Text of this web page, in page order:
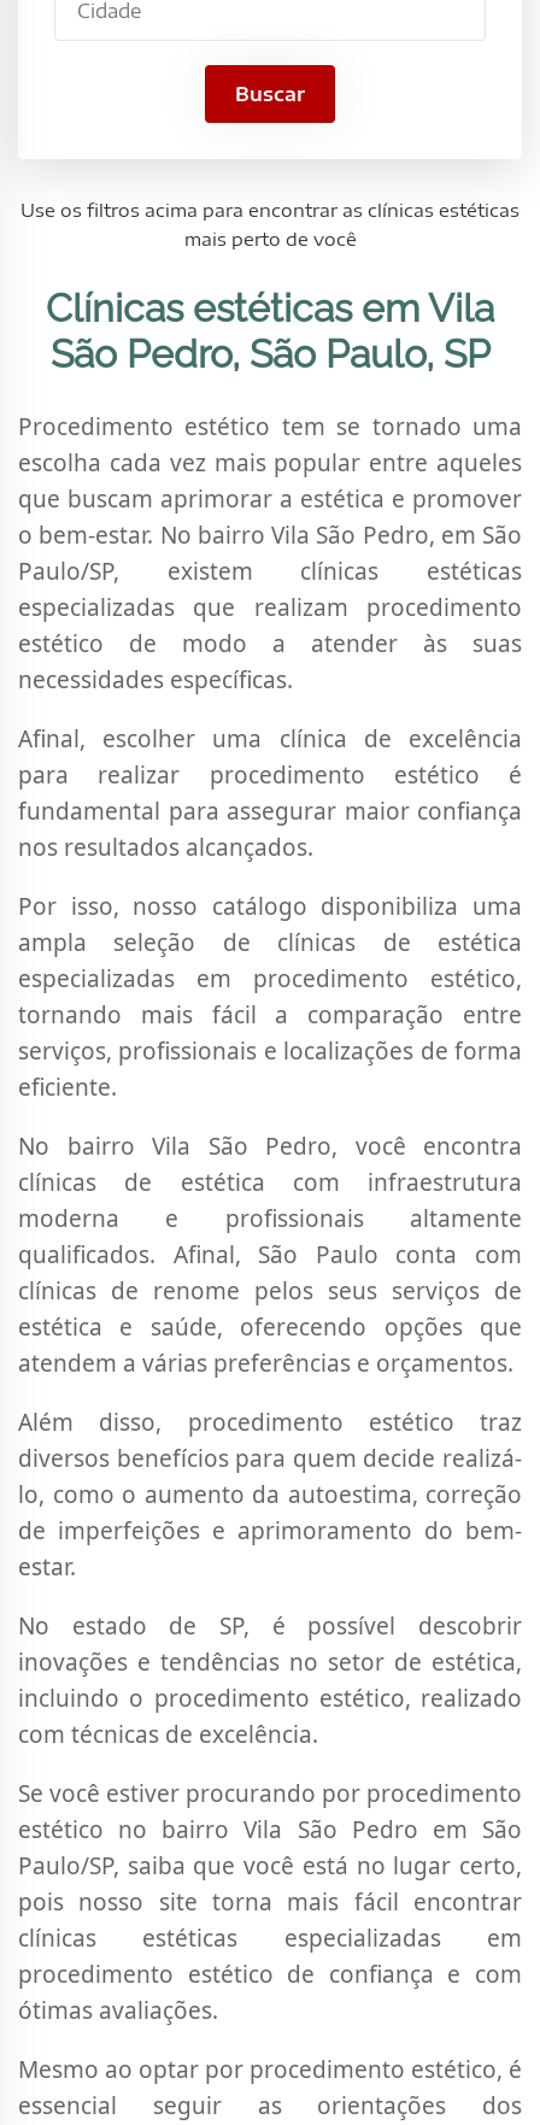
Buscar
Use os filtros acima para encontrar as clínicas estéticas
mais perto de você
Clínicas estéticas em Vila
São Pedro, São Paulo, SP
Procedimento estético tem se tornado uma
escolha cada vez mais popular entre aqueles
que buscam aprimorar a estética e promover
o bem-estar. No bairro Vila São Pedro, em São
Paulo/SP, existem clínicas estéticas
especializadas que realizam procedimento
estético de modo a atender às suas
necessidades específicas.
Afinal, escolher uma clínica de excelência
para realizar procedimento estético é
fundamental para assegurar maior confiança
nos resultados alcançados.
Por isso, nosso catálogo disponibiliza uma
ampla seleção de clínicas de estética
especializadas em procedimento estético,
tornando mais fácil a comparação entre
serviços, profissionais e localizações de forma
eficiente.
No bairro Vila São Pedro, você encontra
clínicas de estética com infraestrutura
moderna e profissionais altamente
qualificados. Afinal, São Paulo conta com
clínicas de renome pelos seus serviços de
estética e saúde, oferecendo opções que
atendem a várias preferências e orçamentos.
Além disso, procedimento estético traz
diversos benefícios para quem decide realizá-
lo, como o aumento da autoestima, correção
de imperfeições e aprimoramento do bem-
estar.
No estado de SP, é possível descobrir
inovações e tendências no setor de estética,
incluindo o procedimento estético, realizado
com técnicas de excelência.
Se você estiver procurando por procedimento
estético no bairro Vila São Pedro em São
Paulo/SP, saiba que você está no lugar certo,
pois nosso site torna mais fácil encontrar
clínicas estéticas especializadas em
procedimento estético de confiança e com
ótimas avaliações.
Mesmo ao optar por procedimento estético, é
essencial seguir as orientações dos